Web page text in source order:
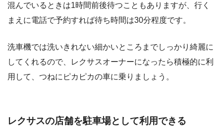
混んでいるときは1時間前後待つこともありますが、行く
まえに電話で予約すれば待ち時間は30分程度です。
洗車機では洗いきれない細かいところまでしっかり綺麗に
してくれるので、レクサスオーナーになったら積極的に利
用して、つねにピカピカの車に乗りましょう。
レクサスの店舗を駐車場として利用できる